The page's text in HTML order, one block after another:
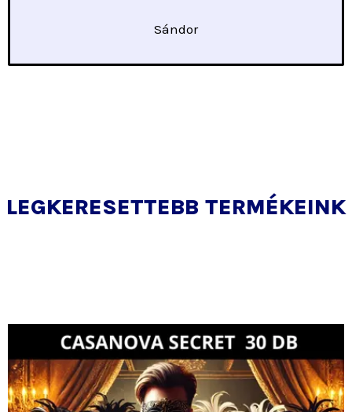
Sándor
LEGKERESETTEBB TERMÉKEINK
Ár:
21
300 Ft.
Akciós
ár:
21
000 Ft.